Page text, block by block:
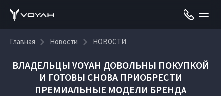
Главная Новости НОВОСТИ
ВЛАДЕЛЬЦЫ VOYAH ДОВОЛЬНЫ ПОКУПКОЙ
И ГОТОВЫ СНОВА ПРИОБРЕСТИ
ПРЕМИАЛЬНЫЕ МОДЕЛИ БРЕНДА